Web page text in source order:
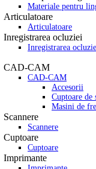
Materiale pentru
Articulatoare
Articulatoare
Inregistrarea ocluziei
Inregistrarea
CAD-CAM
CAD-CAM
Accesorii
Cuptoare de
Masini de
Scannere
Scannere
Cuptoare
Cuptoare
Imprimante